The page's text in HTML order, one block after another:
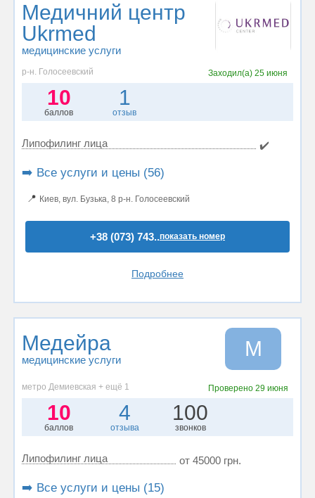
Медичний центр
Ukrmed
медицинские услуги
р-н. Голосеевский Заходил(а)25 июня
10
баллов
1
отзыв
Липофилинг лица ✔️
➡️ Все услуги и цены (56)
📍 Киев, вул. Бузька, 8 р-н. Голосеевский
+38 (073) 743..показать номер
Подробнее
Медейра
медицинские услуги М
метро Демиевская + ещё 1 Проверено 29 июня
10
баллов
4
отзыва
100
звонков
Липофилинг лица от 45000 грн.
➡️ Все услуги и цены (15)